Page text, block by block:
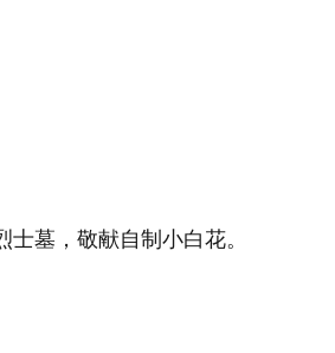
墓，敬献自制小白花。